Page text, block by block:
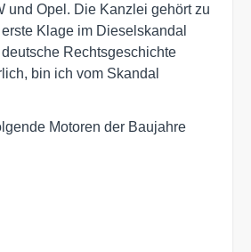
und Opel. Die Kanzlei gehört zu
Klage im Dieselskandal
Rechtsgeschichte
bin ich vom Skandal
Motoren der Baujahre